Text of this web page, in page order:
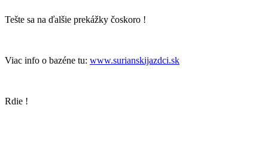
Tešte sa na ďalšie prekážky čoskoro !
Viac info o bazéne tu: www.surianskijazdci.sk
Rdie !